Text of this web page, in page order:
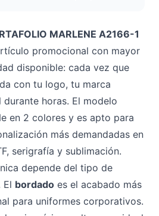
MARLENE A2166-1
promocional con mayor
disponible: cada vez que
con tu logo, tu marca
horas. El modelo
en 2 colores y es apto para
más demandadas en
serigrafía y sublimación.
depende del tipo de
El bordado es el acabado más
para uniformes corporativos.